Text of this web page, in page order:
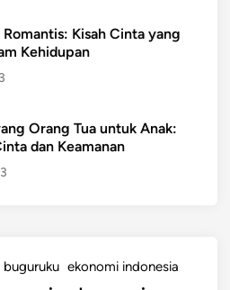
Kisah Cinta yang
Kehidupan
Orang Tua untuk Anak:
dan Keamanan
buguruku ekonomi indonesia